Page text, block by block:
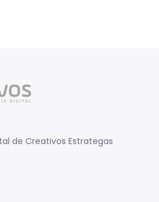
de Creativos Estrategas